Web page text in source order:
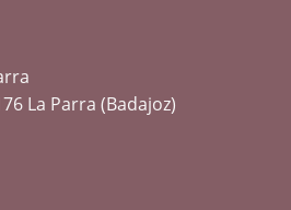
La Parra (Badajoz)